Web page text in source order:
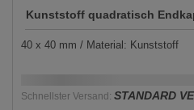
Kunststoff quadratisch
40 x 40 mm / Material: Kunststoff
Schnellster Versand: STANDARD